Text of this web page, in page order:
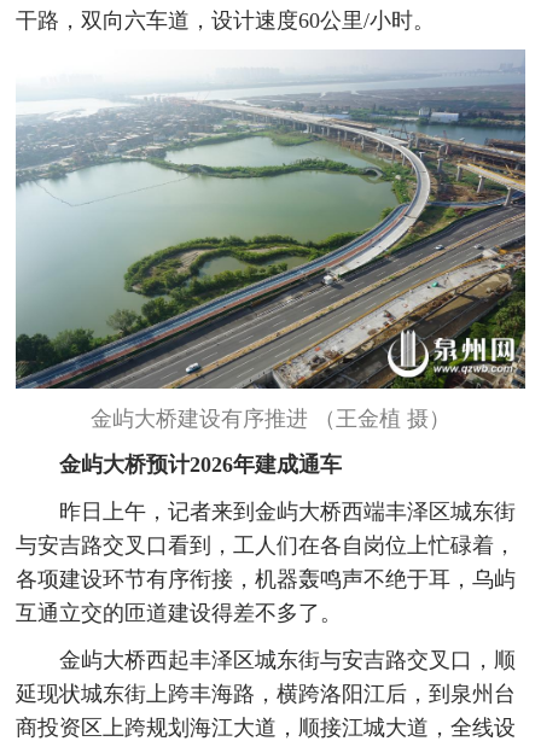
干路，双向六车道，设计速度60公里/小时。
金屿大桥建设有序推进 （王金植 摄）
金屿大桥预计2026年建成通车
昨日上午，记者来到金屿大桥西端丰泽区城东街
与安吉路交叉口看到，工人们在各自岗位上忙碌着，
各项建设环节有序衔接，机器轰鸣声不绝于耳，乌屿
互通立交的匝道建设得差不多了。
金屿大桥西起丰泽区城东街与安吉路交叉口，顺
延现状城东街上跨丰海路，横跨洛阳江后，到泉州台
商投资区上跨规划海江大道，顺接江城大道，全线设